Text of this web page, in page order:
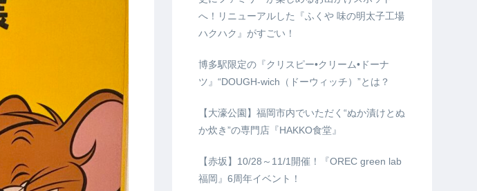
へ！リニューアルした『ふくや 味の明太子工場
ハクハク』がすごい！
博多駅限定の『クリスピー•クリーム•ドーナ
ツ』“DOUGH-wich（ドーウィッチ）”とは？
【大濠公園】福岡市内でいただく“ぬか漬けとぬ
か炊き”の専門店『HAKKO食堂』
【赤坂】10/28～11/1開催！『OREC green lab
福岡』6周年イベント！